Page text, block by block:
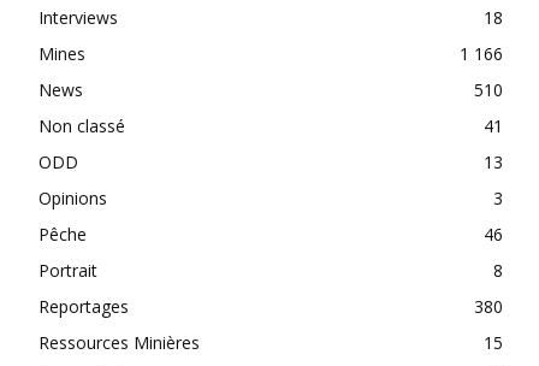
Interviews
18
Mines
1 166
News
510
Non classé
41
ODD
13
Opinions
3
Pêche
46
Portrait
8
Reportages
380
Ressources Minières
15